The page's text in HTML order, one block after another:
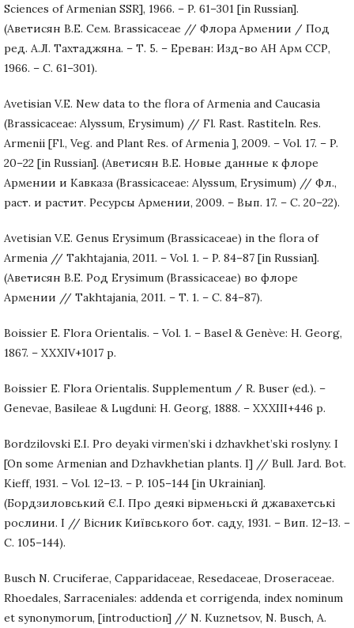
Sciences of Armenian SSR], 1966. – P. 61–301 [in Russian].
(Аветисян В.Е. Сем. Brassicaceae // Флора Армении / Под
ред. А.Л. Тахтаджяна. – Т. 5. – Ереван: Изд-во АН Арм ССР,
1966. – С. 61–301).
Avetisian V.E. New data to the flora of Armenia and Caucasia
(Brassicaceae: Alyssum, Erysimum) // Fl. Rast. Rastiteln. Res.
Armenii [Fl., Veg. and Plant Res. of Armenia ], 2009. – Vol. 17. – P.
20–22 [in Russian]. (Аветисян В.Е. Новые данные к флоре
Армении и Кавказа (Brassicaceae: Alyssum, Erysimum) // Фл.,
раст. и растит. Ресурсы Армении, 2009. – Вып. 17. – С. 20–22).
Avetisian V.E. Genus Erysimum (Brassicaceae) in the flora of
Armenia // Takhtajania, 2011. – Vol. 1. – P. 84–87 [in Russian].
(Аветисян В.Е. Род Erysimum (Brassicaceae) во флоре
Армении // Takhtajania, 2011. – Т. 1. – С. 84–87).
Boissier E. Flora Orientalis. – Vol. 1. – Basel & Genève: H. Georg,
1867. – XXXIV+1017 p.
Boissier E. Flora Orientalis. Supplementum / R. Buser (ed.). –
Genevae, Basileae & Lugduni: H. Georg, 1888. – XXXIII+446 p.
Bordzilovski E.I. Pro deyaki virmen’ski i dzhavkhet’ski roslyny. I
[On some Armenian and Dzhavkhetian plants. I] // Bull. Jard. Bot.
Kieff, 1931. – Vol. 12–13. – P. 105–144 [in Ukrainian].
(Бордзиловський Є.I. Про деякi вiрменьскi й джавахетськi
рослини. I // Вiсник Київського бот. саду, 1931. – Вип. 12–13. –
С. 105–144).
Busch N. Cruciferae, Capparidaceae, Resedaceae, Droseraceae.
Rhoedales, Sarraceniales: addenda et corrigenda, index nominum
et synonymorum, [introduction] // N. Kuznetsov, N. Busch, A.